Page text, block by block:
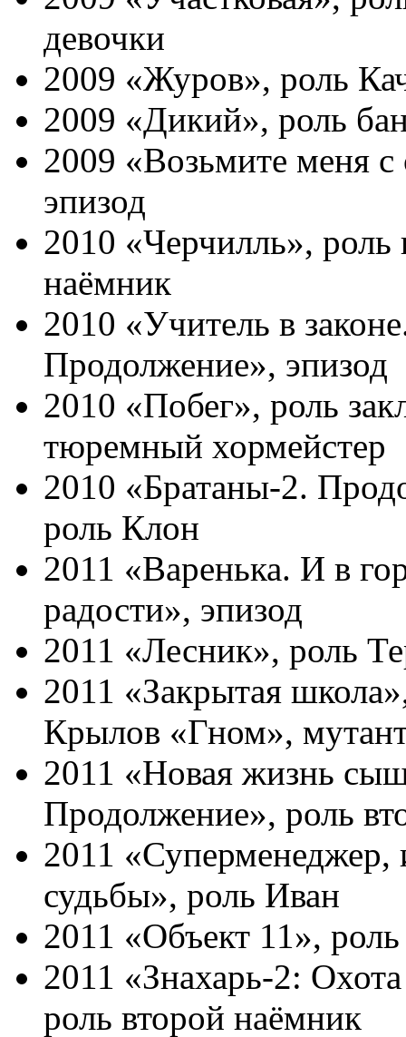
девочки
2009 «Журов», роль
2009 «Дикий», роль
2009 «Возьмите меня с
эпизод
2010 «Черчилль», роль
наёмник
2010 «Учитель в
Продолжение», эпизод
2010 «Побег», роль
тюремный хормейстер
2010 «Братаны-2.
роль Клон
2011 «Варенька. И в
радости», эпизод
2011 «Лесник», роль
2011 «Закрытая
Крылов «Гном»,
2011 «Новая жизнь
Продолжение», роль
2011
судьбы», роль Иван
2011 «Объект 11»,
2011 «Знахарь-2:
роль второй наёмник